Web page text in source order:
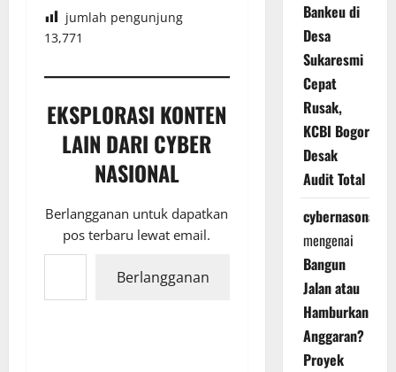
jumlah pengunjung
13,771
EKSPLORASI KONTEN
LAIN DARI CYBER
NASIONAL
Berlangganan untuk dapatkan
pos terbaru lewat email.
Ketikkan email Anda...
Berlangganan
Bankeu di
Desa
Sukaresmi
Cepat
Rusak,
KCBI Bogor
Desak
Audit Total
cybernasonal
mengenai
Bangun
Jalan atau
Hamburkan
Anggaran?
Proyek